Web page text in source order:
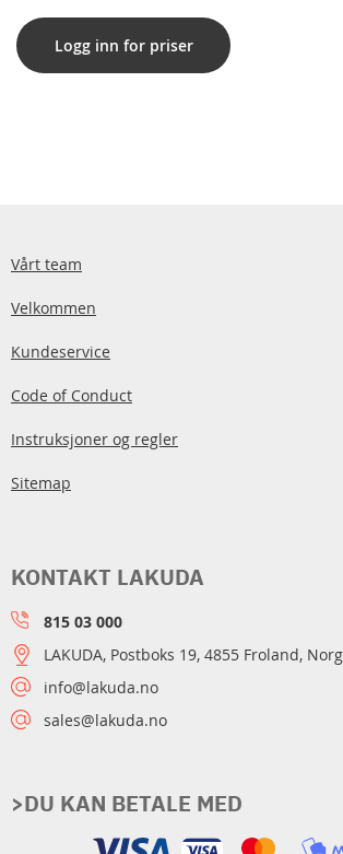
Logg inn for priser
Vårt team
Velkommen
Kundeservice
Code of Conduct
Instruksjoner og regler
Sitemap
>DU KAN BETALE MED
KONTAKT LAKUDA
815 03 000
LAKUDA, Postboks 19, 4855 Froland,
info@lakuda.no
sales@lakuda.no